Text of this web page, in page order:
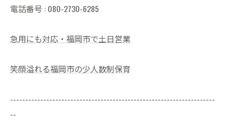
電話番号 : 080-2730-6285
急用にも対応・福岡市で土日営業
笑顔溢れる福岡市の少人数制保育
--------------------------------------------------------------------
--